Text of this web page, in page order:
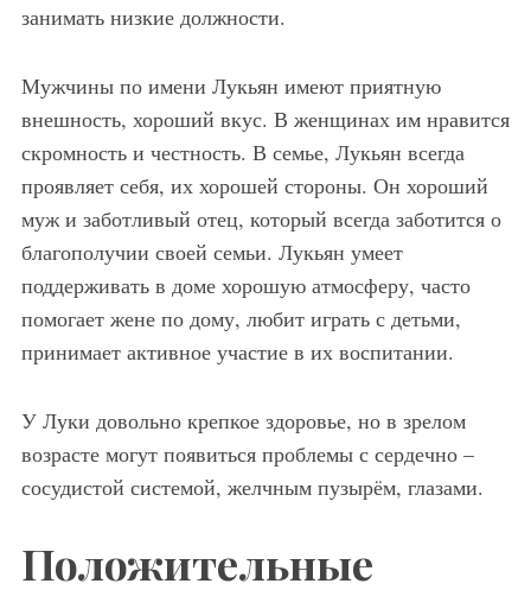
занимать низкие должности.
Мужчины по имени Лукьян имеют приятную
внешность, хороший вкус. В женщинах им нравится
скромность и честность. В семье, Лукьян всегда
проявляет себя, их хорошей стороны. Он хороший
муж и заботливый отец, который всегда заботится о
благополучии своей семьи. Лукьян умеет
поддерживать в доме хорошую атмосферу, часто
помогает жене по дому, любит играть с детьми,
принимает активное участие в их воспитании.
У Луки довольно крепкое здоровье, но в зрелом
возрасте могут появиться проблемы с сердечно –
сосудистой системой, желчным пузырём, глазами.
Положительные